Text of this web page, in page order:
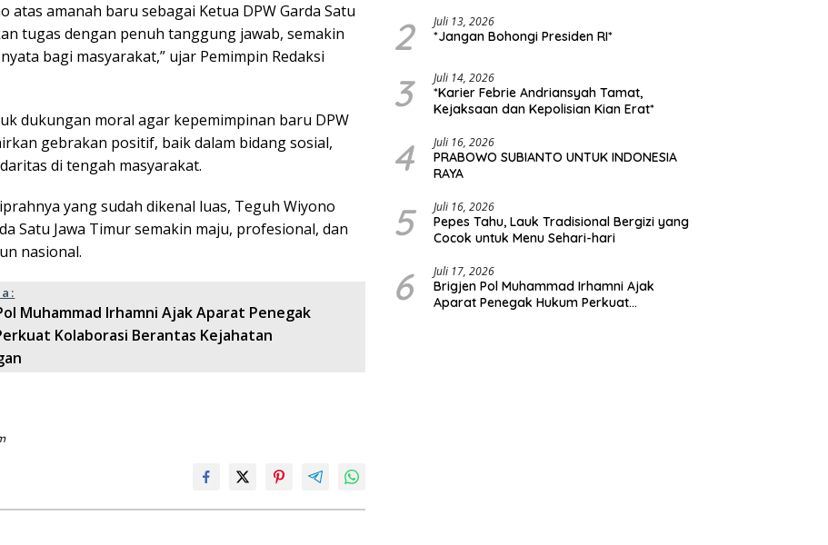
atas amanah baru sebagai Ketua DPW Garda Satu
tugas dengan penuh tanggung jawab, semakin
bagi masyarakat,” ujar Pemimpin Redaksi
dukungan moral agar kepemimpinan baru DPW
gebrakan positif, baik dalam bidang sosial,
di tengah masyarakat.
yang sudah dikenal luas, Teguh Wiyono
Satu Jawa Timur semakin maju, profesional, dan
nasional.
Muhammad Irhamni Ajak Aparat Penegak
Kolaborasi Berantas Kejahatan
hingga Misteri Swakelola Petani
2 Juli 13, 2026
*Jangan Bohongi Presiden RI*
3 Juli 14, 2026
*Karier Febrie Andriansyah Tamat,
Kejaksaan dan Kepolisian Kian Erat*
4 Juli 16, 2026
PRABOWO SUBIANTO UNTUK INDONESIA
RAYA
5 Juli 16, 2026
Pepes Tahu, Lauk Tradisional Bergizi yang
Cocok untuk Menu Sehari-hari
6 Juli 17, 2026
Brigjen Pol Muhammad Irhamni Ajak
Aparat Penegak Hukum Perkuat